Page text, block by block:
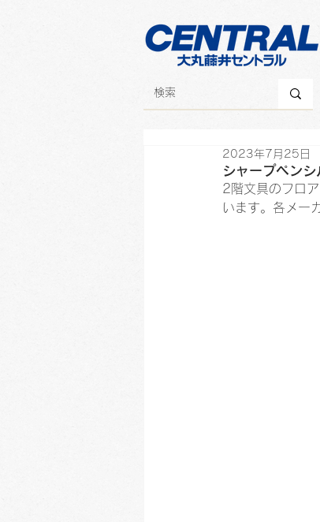
シャープペン
2023年7月25日
2階文具のフロ
います。各メー